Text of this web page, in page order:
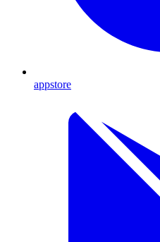
appstore